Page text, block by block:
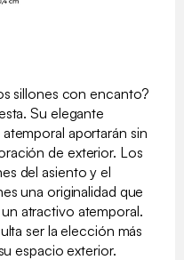
sillones con encanto?
Su elegante
aportarán sin
de exterior. Los
del asiento y el
una originalidad que
atractivo atemporal.
ser la elección más
espacio exterior.